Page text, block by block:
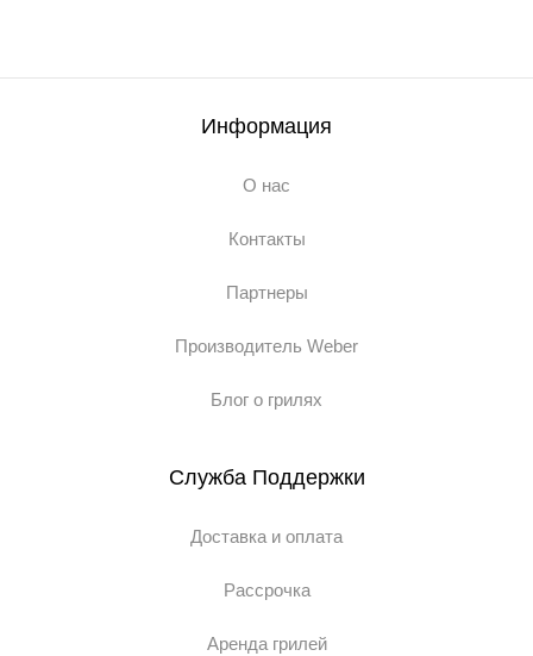
Информация
О нас
Контакты
Партнеры
Производитель Weber
Блог о грилях
Служба Поддержки
Доставка и оплата
Рассрочка
Аренда грилей